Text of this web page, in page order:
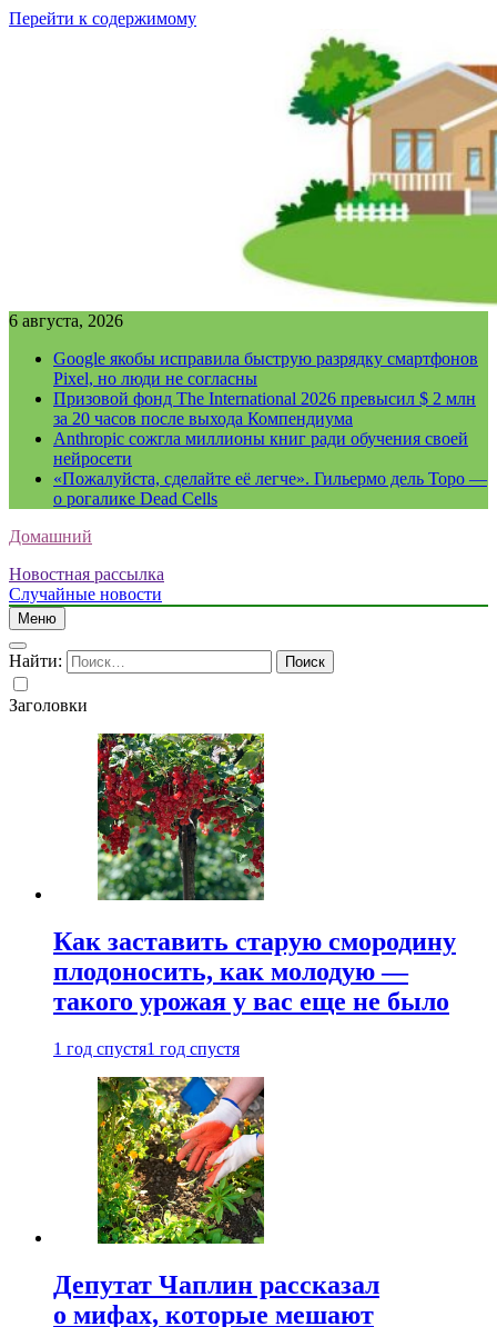
Перейти к содержимому
6 августа, 2026
Google якобы исправила быструю разрядку смартфонов
Pixel, но люди не согласны
Призовой фонд The International 2026 превысил $ 2 млн
за 20 часов после выхода Компендиума
Anthropic сожгла миллионы книг ради обучения своей
нейросети
«Пожалуйста, сделайте её легче». Гильермо дель Торо —
о рогалике Dead Cells
Домашний
Новостная рассылка
Случайные новости
Меню
Найти:
Заголовки
Как заставить старую смородину
плодоносить, как молодую —
такого урожая у вас еще не было
1 год спустя1 год спустя
Депутат Чаплин рассказал
о мифах, которые мешают